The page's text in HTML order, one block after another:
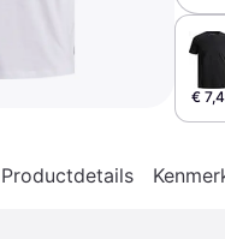
€
Productdetails